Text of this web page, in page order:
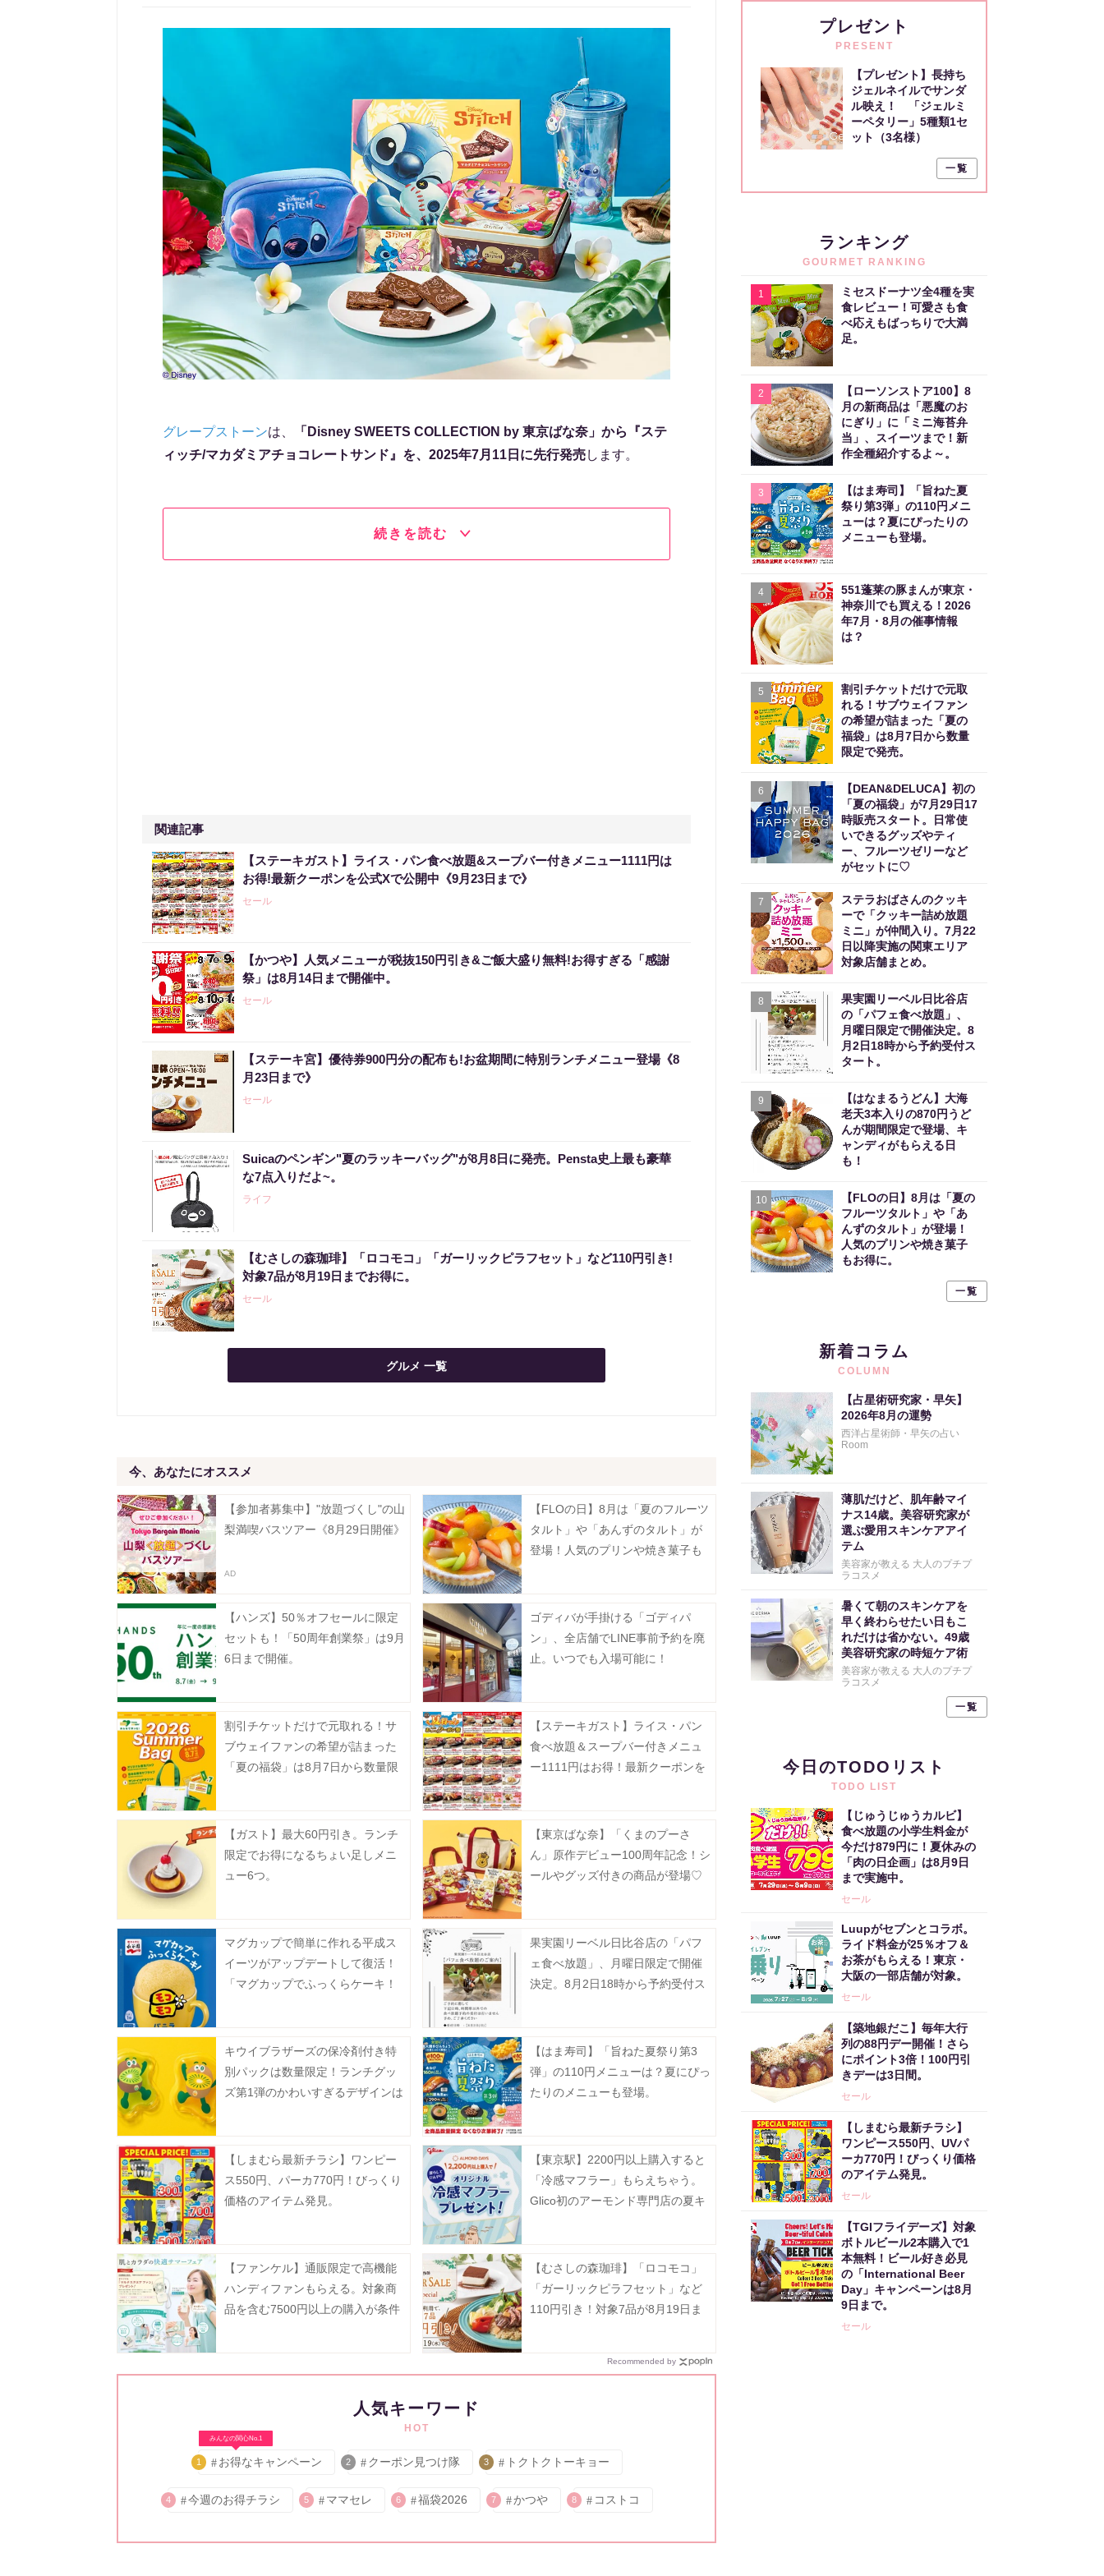
グレープストーンは、
「Disney SWEETS COLLECTION by 東京ばな奈」から『ステ
ィッチ/マカダミアチョコレートサンド』を、2025年7月11日に先行発売します。
続きを読む
関連記事
【ステーキガスト】ライス・パン食べ放題&スープバー付きメニュー1111円は
お得!最新クーポンを公式Xで公開中《9月23日まで》
セール
【かつや】人気メニューが税抜150円引き&ご飯大盛り無料!お得すぎる「感謝
祭」は8月14日まで開催中。
セール
【ステーキ宮】優待券900円分の配布も!お盆期間に特別ランチメニュー登場《8
月23日まで》
セール
Suicaのペンギン"夏のラッキーバッグ"が8月8日に発売。Pensta史上最も豪華
な7点入りだよ~。
ライフ
【むさしの森珈琲】「ロコモコ」「ガーリックピラフセット」など110円引き!
対象7品が8月19日までお得に。
セール
グルメ 一覧
今、あなたにオススメ
【参加者募集中】"放題づくし"の山
梨満喫バスツアー《8月29日開催》
【FLOの日】8月は「夏のフルーツ
タルト」や「あんずのタルト」が
登場！人気のプリンや焼き菓子も
【ハンズ】50％オフセールに限定
セットも！「50周年創業祭」は9月
6日まで開催。
ゴディバが手掛ける「ゴディパ
ン」、全店舗でLINE事前予約を廃
止。いつでも入場可能に！
割引チケットだけで元取れる！サ
ブウェイファンの希望が詰まった
「夏の福袋」は8月7日から数量限
【ステーキガスト】ライス・パン
食べ放題＆スープバー付きメニュ
ー1111円はお得！最新クーポンを
【ガスト】最大60円引き。ランチ
限定でお得になるちょい足しメニ
ュー6つ。
【東京ばな奈】「くまのプーさ
ん」原作デビュー100周年記念！シ
ールやグッズ付きの商品が登場♡
マグカップで簡単に作れる平成ス
イーツがアップデートして復活！
「マグカップでふっくらケーキ！
果実園リーベル日比谷店の「パフ
ェ食べ放題」、月曜日限定で開催
決定。8月2日18時から予約受付ス
キウイブラザーズの保冷剤付き特
別パックは数量限定！ランチグッ
ズ第1弾のかわいすぎるデザインは
【はま寿司】「旨ねた夏祭り第3
弾」の110円メニューは？夏にぴっ
たりのメニューも登場。
【しまむら最新チラシ】ワンピー
ス550円、パーカ770円！びっくり
価格のアイテム発見。
【東京駅】2200円以上購入すると
「冷感マフラー」もらえちゃう。
Glico初のアーモンド専門店の夏キ
【ファンケル】通販限定で高機能
ハンディファンもらえる。対象商
品を含む7500円以上の購入が条件
【むさしの森珈琲】「ロコモコ」
「ガーリックピラフセット」など
110円引き！対象7品が8月19日ま
Recommended by
人気キーワード
HOT
みんなの関心No.1
1 お得なキャンペーン 2 クーポン見つけ隊 3 トクトクトーキョー
4 今週のお得チラシ 5 ママセレ 6 福袋2026 7 かつや 8 コストコ
プレゼント
PRESENT
【プレゼント】長持ち
ジェルネイルでサンダ
ル映え！ 「ジェルミ
ーペタリー」5種類1セ
ット（3名様）
一覧
ランキング
GOURMET RANKING
1
ミセスドーナツ全4種を実
食レビュー！可愛さも食
べ応えもばっちりで大満
足。
2
【ローソンストア100】8
月の新商品は「悪魔のお
にぎり」に「ミニ海苔弁
当」、スイーツまで！新
作全種紹介するよ～。
3
【はま寿司】「旨ねた夏
祭り第3弾」の110円メニ
ューは？夏にぴったりの
メニューも登場。
4
551蓬莱の豚まんが東京・
神奈川でも買える！2026
年7月・8月の催事情報
は？
5
割引チケットだけで元取
れる！サブウェイファン
の希望が詰まった「夏の
福袋」は8月7日から数量
限定で発売。
6
【DEAN&DELUCA】初の
「夏の福袋」が7月29日17
時販売スタート。日常使
いできるグッズやティ
ー、フルーツゼリーなど
がセットに♡
7
ステラおばさんのクッキ
ーで「クッキー詰め放題
ミニ」が仲間入り。7月22
日以降実施の関東エリア
対象店舗まとめ。
8
果実園リーベル日比谷店
の「パフェ食べ放題」、
月曜日限定で開催決定。8
月2日18時から予約受付ス
タート。
9
【はなまるうどん】大海
老天3本入りの870円うど
んが期間限定で登場、キ
ャンディがもらえる日
も！
10
【FLOの日】8月は「夏の
フルーツタルト」や「あ
んずのタルト」が登場！
人気のプリンや焼き菓子
もお得に。
一覧
新着コラム
COLUMN
【占星術研究家・早矢】
2026年8月の運勢
西洋占星術師・早矢の占い
Room
薄肌だけど、肌年齢マイ
ナス14歳。美容研究家が
選ぶ愛用スキンケアアイ
テム
美容家が教える 大人のプチプ
ラコスメ
暑くて朝のスキンケアを
早く終わらせたい日もこ
れだけは省かない。49歳
美容研究家の時短ケア術
美容家が教える 大人のプチプ
ラコスメ
一覧
今日のTODOリスト
TODO LIST
【じゅうじゅうカルビ】
食べ放題の小学生料金が
今だけ879円に！夏休みの
「肉の日企画」は8月9日
まで実施中。
セール
Luupがセブンとコラボ。
ライド料金が25％オフ＆
お茶がもらえる！東京・
大阪の一部店舗が対象。
セール
【築地銀だこ】毎年大行
列の88円デー開催！さら
にポイント3倍！100円引
きデーは3日間。
セール
【しまむら最新チラシ】
ワンピース550円、UVパ
ーカ770円！びっくり価格
のアイテム発見。
セール
【TGIフライデーズ】対象
ボトルビール2本購入で1
本無料！ビール好き必見
の「International Beer
Day」キャンペーンは8月
9日まで。
セール